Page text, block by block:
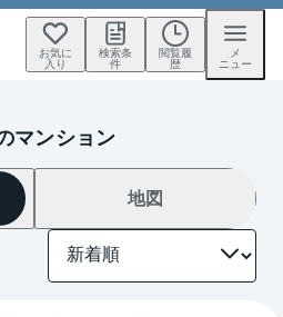
お気に
入り
検索条
件
閲覧履
歴
メ
ニュー
マンション
地図